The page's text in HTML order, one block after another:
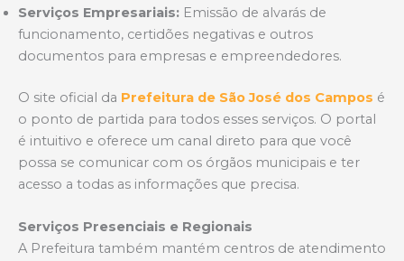
Serviços Empresariais: Emissão de alvarás de
funcionamento, certidões negativas e outros
documentos para empresas e empreendedores.
O site oficial da Prefeitura de São José dos Campos é
o ponto de partida para todos esses serviços. O portal
é intuitivo e oferece um canal direto para que você
possa se comunicar com os órgãos municipais e ter
acesso a todas as informações que precisa.
Serviços Presenciais e Regionais
A Prefeitura também mantém centros de atendimento